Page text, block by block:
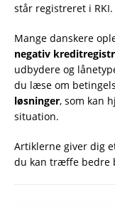
står registreret i RKI.
Mange danskere
negativ
udbydere og
du læse om
løsninger, som kan
situation.
Artiklerne giver dig
du kan træffe bedre